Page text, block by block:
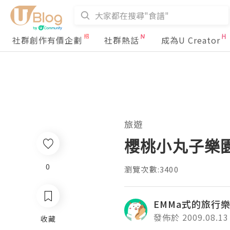
社群創作有價企劃 社群熱話 成為U Creator
0
收藏
旅遊
櫻桃小丸子樂
瀏覽次數:3400
EMMa式的旅行
發佈於 2009.08.13